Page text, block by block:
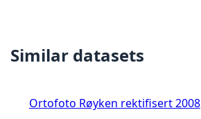
Similar datasets
Ortofoto Røyken rektifisert 2008